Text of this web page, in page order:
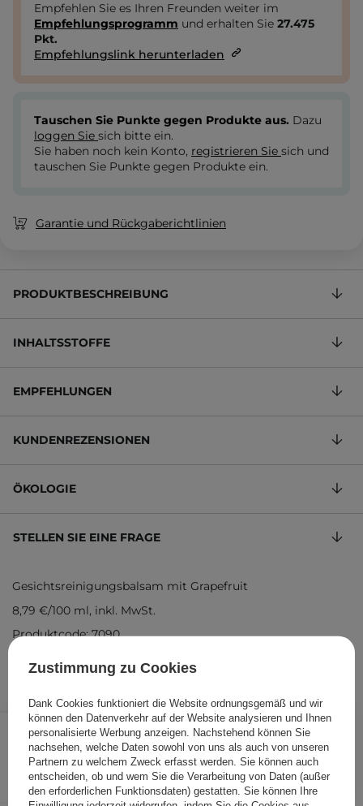
10,99 € /Stk.
IN DEN WARENKORB
Empfehlen Sie es Ihren Freunden weiter im
Empfehlungsprogramm und erhalten Sie 27.475
Pkt.
Empfehlungslink herunterladen
Tauschen Sie Punkte gegen Produkte aus. Dazu
loggen Sie sich bitte ein.
Sie haben noch kein Konto, registrieren Sie sich und
tauschen Sie Punkte gegen Produkte ein.
Garantie und Rückgaberichtlinien
PRODUKTBESCHREIBUNG
INHALTSSTOFFE
EMPFEHLUNGEN
KUNDENREZENSIONEN
ÖKOLOGIE
STELLEN SIE EINE FRAGE
Gesichtsreinigungsbalsam mit Grapefruit
8,79 €/100 ml, inkl. MwSt.
Produktcode: 7090
Folgende Produkte wurden von
Zustimmung zu Cookies
Dank Cookies funktioniert die Website ordnungsgemäß und wir
können den Datenverkehr auf der Website analysieren und Ihnen
personalisierte Werbung anzeigen. Nachstehend können Sie
nachsehen, welche Daten sowohl von uns als auch von unseren
Partnern zu welchem Zweck erfasst werden. Sie können auch
entscheiden, ob und wem Sie die Verarbeitung von Daten (außer
den erforderlichen Funktionsdaten) gestatten. Sie können Ihre